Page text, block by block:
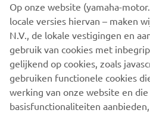
betrouwbaarheid te vergroten,
gebruikskosten.
ONTDEK HET
Op onze website (yamaha-
locale versies hiervan – maken
N.V., de lokale vestigingen en
gebruik van cookies met
gelijkend op cookies, zoals
gebruiken functionele cookies
werking van onze website en
basisfunctionaliteiten